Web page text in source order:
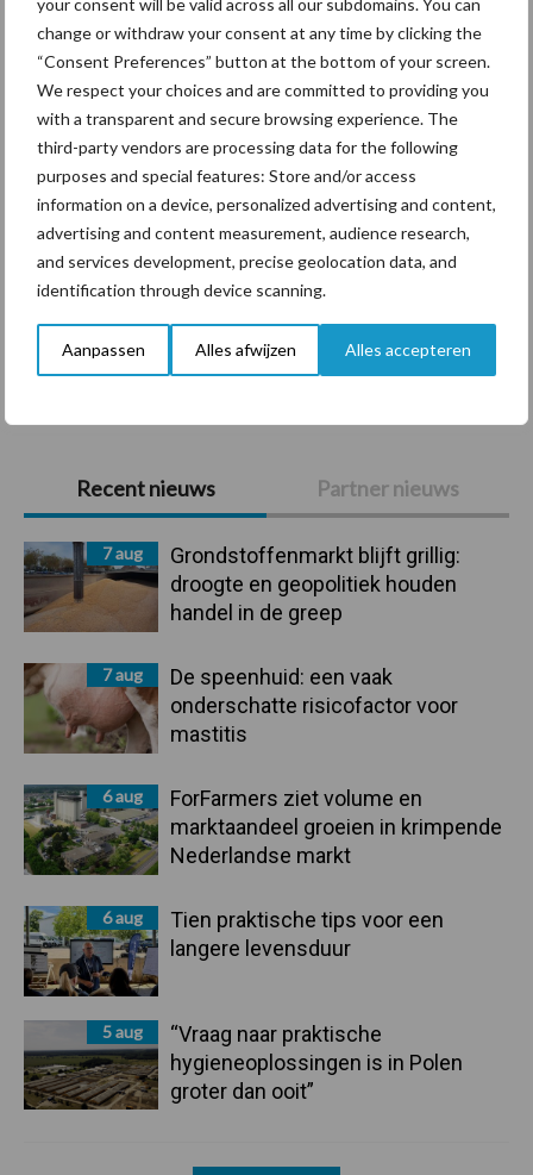
your consent will be valid across all our subdomains. You can
change or withdraw your consent at any time by clicking the
“Consent Preferences” button at the bottom of your screen.
We respect your choices and are committed to providing you
with a transparent and secure browsing experience. The
third-party vendors are processing data for the following
purposes and special features: Store and/or access
information on a device, personalized advertising and content,
advertising and content measurement, audience research,
and services development, precise geolocation data, and
identification through device scanning.
Aanpassen Alles afwijzen Alles accepteren
Primaire
Sidebar
Recent nieuws Partner nieuws
7 aug
Grondstoffenmarkt blijft grillig:
droogte en geopolitiek houden
handel in de greep
7 aug
De speenhuid: een vaak
onderschatte risicofactor voor
mastitis
6 aug
ForFarmers ziet volume en
marktaandeel groeien in krimpende
Nederlandse markt
6 aug
Tien praktische tips voor een
langere levensduur
5 aug
“Vraag naar praktische
hygieneoplossingen is in Polen
groter dan ooit”
Themapagina's
Diergezondheid Bemesting Fokkerij
Beregening Bijproducten
Toon meer